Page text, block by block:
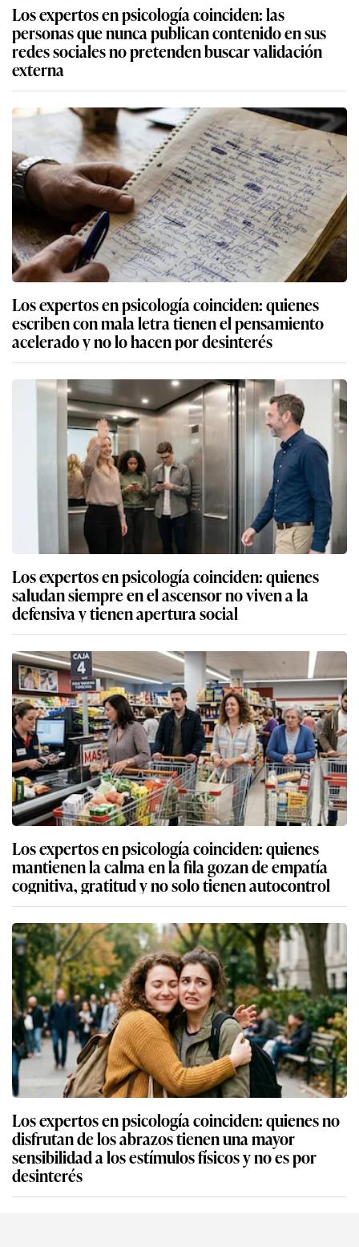
Los expertos en psicología coinciden: las
personas que nunca publican contenido en sus
redes sociales no pretenden buscar validación
externa
Los expertos en psicología coinciden: quienes
escriben con mala letra tienen el pensamiento
acelerado y no lo hacen por desinterés
Los expertos en psicología coinciden: quienes
saludan siempre en el ascensor no viven a la
defensiva y tienen apertura social
Los expertos en psicología coinciden: quienes
mantienen la calma en la fila gozan de empatía
cognitiva, gratitud y no solo tienen autocontrol
Los expertos en psicología coinciden: quienes no
disfrutan de los abrazos tienen una mayor
sensibilidad a los estímulos físicos y no es por
desinterés